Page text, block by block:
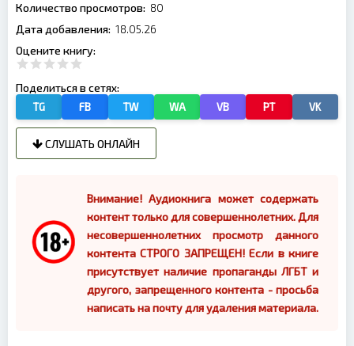
Количество просмотров: 80
Дата добавления: 18.05.26
Оцените книгу:
Поделиться в сетях:
TG FB TW WA VB PT VK
СЛУШАТЬ ОНЛАЙН
Внимание! Аудиокнига может содержать
контент только для совершеннолетних. Для
несовершеннолетних просмотр данного
контента СТРОГО ЗАПРЕЩЕН! Если в книге
присутствует наличие пропаганды ЛГБТ и
другого, запрещенного контента - просьба
написать на почту для удаления материала.